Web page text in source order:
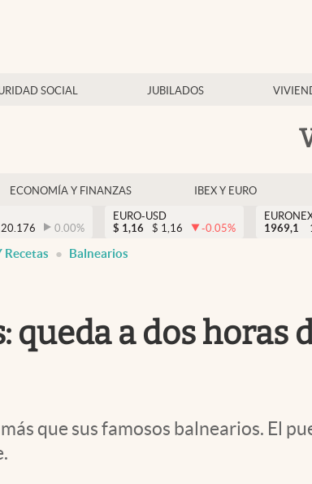
SOCIAL JUBILADOS
ECONOMÍA Y FINANZAS IBEX Y EURO
20.176 0.00%
EURO-USD
$ 1,16 $ 1,16 -0.05%
1969,1
Recetas Balnearios
queda a dos horas
que sus famosos balnearios. El